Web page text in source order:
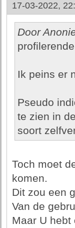
17-03-2022,
Door
Ik peins er
Pseudo
te zien in
soort
Toch moet
komen.
Dit zou een
Van de
Maar U